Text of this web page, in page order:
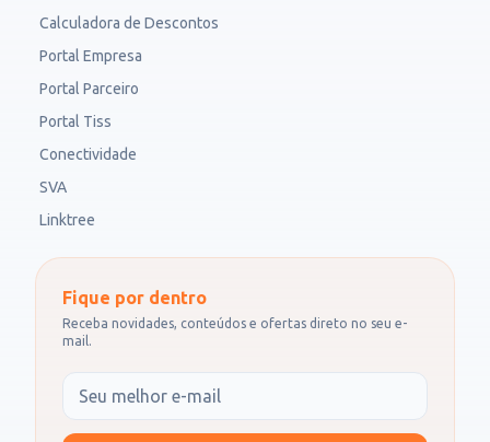
Calculadora de Descontos
Portal Empresa
Portal Parceiro
Portal Tiss
Conectividade
SVA
Linktree
Fique por dentro
Receba novidades, conteúdos e ofertas direto no seu e-
mail.